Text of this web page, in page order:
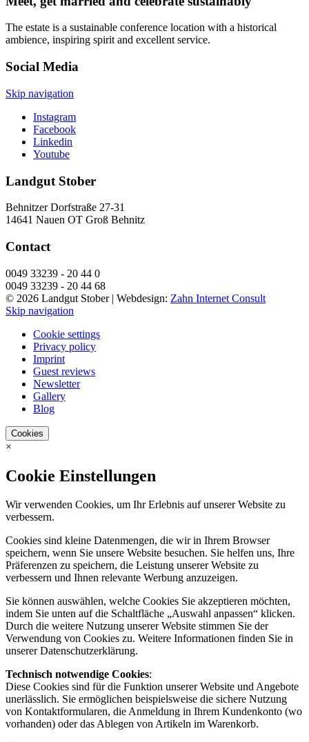
The estate is a sustainable conference location with a historical
ambience, inspiring spirit and excellent service.
Social Media
Skip navigation
Instagram
Facebook
Linkedin
Youtube
Landgut Stober
Behnitzer Dorfstraße 27-31
14641 Nauen OT Groß Behnitz
Contact
0049 33239 - 20 44 0
0049 33239 - 20 44 68
© 2026 Landgut Stober | Webdesign: Zahn Internet Consult
Skip navigation
Cookie settings
Privacy policy
Imprint
Guest reviews
Newsletter
Gallery
Blog
Cookies
×
Cookie Einstellungen
Wir verwenden Cookies, um Ihr Erlebnis auf unserer Website zu
verbessern.
Cookies sind kleine Datenmengen, die wir in Ihrem Browser
speichern, wenn Sie unsere Website besuchen. Sie helfen uns, Ihre
Präferenzen zu speichern, die Leistung unserer Website zu
verbessern und Ihnen relevante Werbung anzuzeigen.
Sie können auswählen, welche Cookies Sie akzeptieren möchten,
indem Sie unten auf die Schaltfläche „Auswahl anpassen“ klicken.
Durch die weitere Nutzung unserer Website stimmen Sie der
Verwendung von Cookies zu. Weitere Informationen finden Sie in
unserer Datenschutzerklärung.
Technisch notwendige Cookies:
Diese Cookies sind für die Funktion unserer Website und Angebote
unerlässlich. Sie ermöglichen beispielsweise die sichere Nutzung
von Kontaktformularen, die Anmeldung in Ihrem Kundenkonto (wo
vorhanden) oder das Ablegen von Artikeln im Warenkorb.